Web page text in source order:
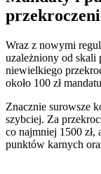
Wraz z nowymi
uzależniony od skali
niewielkiego
około 100 zł
Znacznie surowsze
szybciej. Za
co najmniej 1500 zł,
punktów karnych